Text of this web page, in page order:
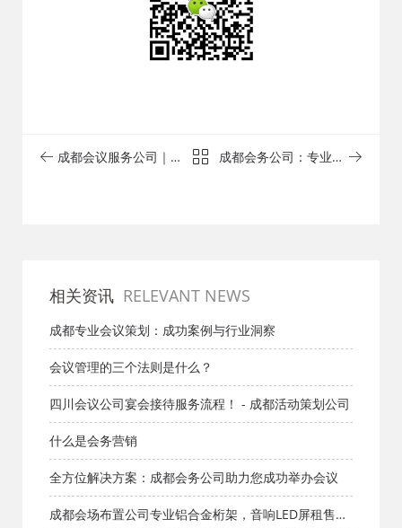
成都会议服务公司｜专
成都会务公司：专业服
相关资讯 RELEVANT NEWS
成都专业会议策划：成功案例与行业洞察
会议管理的三个法则是什么？
四川会议公司宴会接待服务流程！ - 成都活动策划公司
什么是会务营销
全方位解决方案：成都会务公司助力您成功举办会议
成都会场布置公司专业铝合金桁架，音响LED屏租售各